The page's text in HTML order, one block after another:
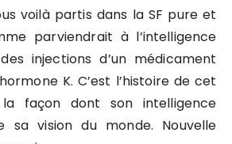
voilà partis dans la SF pure et
parviendrait à l’intelligence
injections d’un médicament
K. C’est l’histoire de cet
façon dont son intelligence
sa vision du monde. Nouvelle